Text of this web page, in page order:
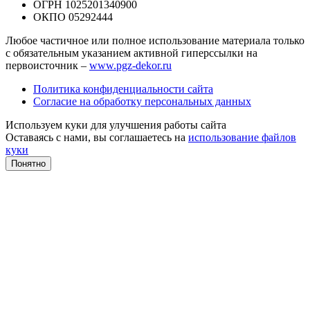
ОГРН 1025201340900
ОКПО 05292444
Любое частичное или полное использование материала только
с обязательным указанием активной гиперссылки на
первоисточник – www.pgz-dekor.ru
Политика конфиденциальности сайта
Согласие на обработку персональных данных
Используем куки для улучшения работы сайта
Оставаясь с нами, вы соглашаетесь на использование файлов
куки
Понятно